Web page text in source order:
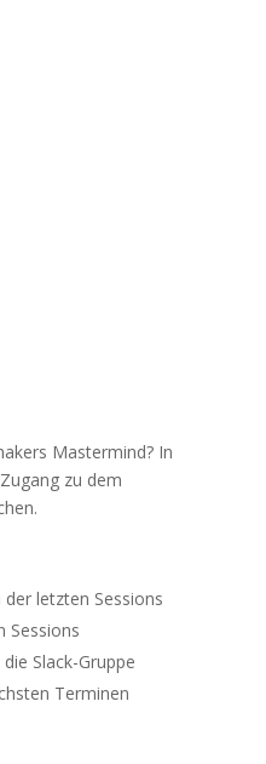
Mastermind? In
zu dem
letzten Sessions
Sessions
Slack-Gruppe
Terminen